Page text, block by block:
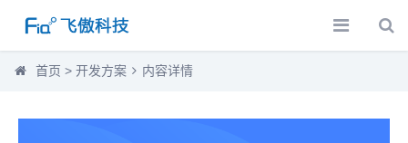
首页 > 开发方案 内容详情